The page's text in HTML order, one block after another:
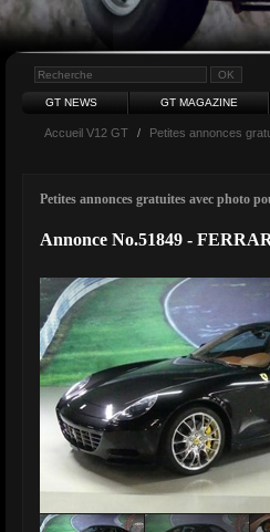
GT NEWS GT MAGAZINE
Accueil V12 GT / Petites annonces
Petites annonces gratuites avec photo
Annonce No.51849 -